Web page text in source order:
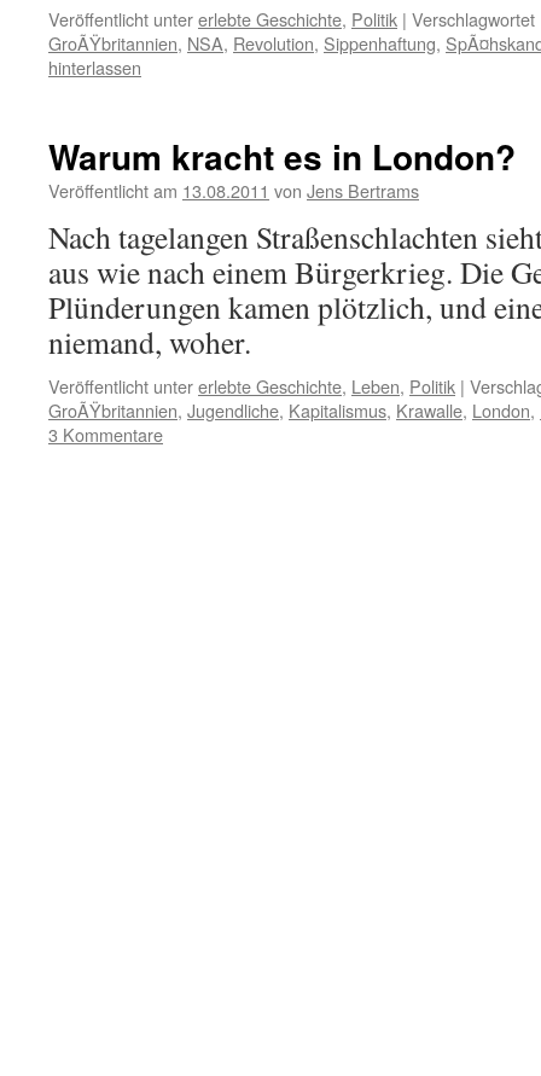
Veröffentlicht untererlebte Geschichte, Politik | Verschlagwortet
GroÃŸbritannien, NSA, Revolution, Sippenhaftung,
hinterlassen
Warum kracht es in London?
Veröffentlicht am 13.08.2011 von Jens Bertrams
Nach tagelangen Straßenschlachten
aus wie nach einem Bürgerkrieg. Die
Plünderungen kamen plötzlich, und
niemand, woher.
Veröffentlicht untererlebte Geschichte, Leben, Politik |
GroÃŸbritannien, Jugendliche, Kapitalismus, Krawalle, London,
3 Kommentare